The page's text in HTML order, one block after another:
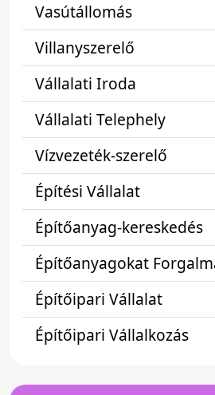
Vasútállomás
Villanyszerelő
Vállalati Iroda
Vállalati Telephely
Vízvezeték-szerelő
Építési Vállalat
Építőanyag-kereskedés
Építőanyagokat
Építőipari Vállalat
Építőipari Vállalkozás